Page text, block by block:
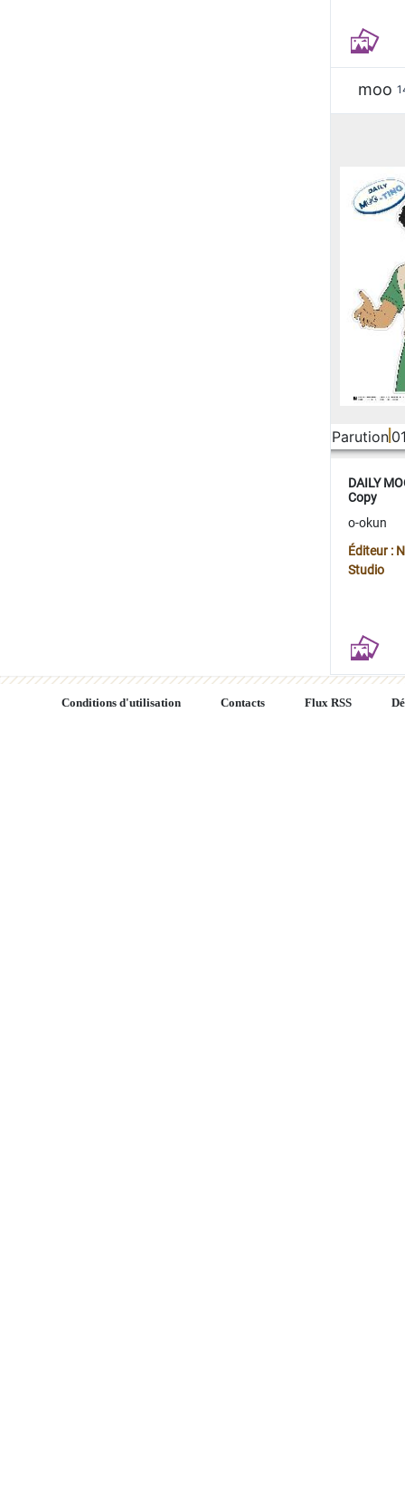
moo
Parution
DAILY
Copy
o-okun
Éditeur :
Studio
Conditions d'utilisation Contacts Flux RSS